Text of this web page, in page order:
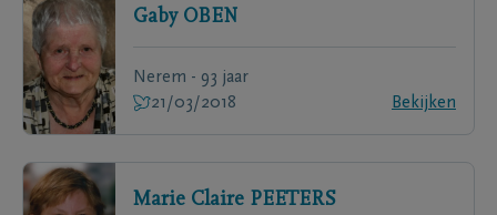
Gaby OBEN
Nerem - 93 jaar
21/03/2018
Bekijken
Marie Claire PEETERS